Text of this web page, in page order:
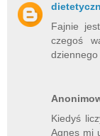
Fajnie
czegoś
Kiedyś
Agnes mi